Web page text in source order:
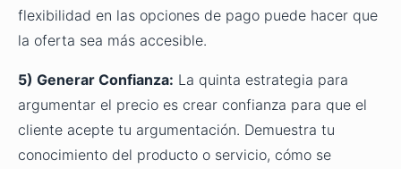
flexibilidad en las opciones de pago puede hacer que
la oferta sea más accesible.
5) Generar Confianza: La quinta estrategia para
argumentar el precio es crear confianza para que el
cliente acepte tu argumentación. Demuestra tu
conocimiento del producto o servicio, cómo se